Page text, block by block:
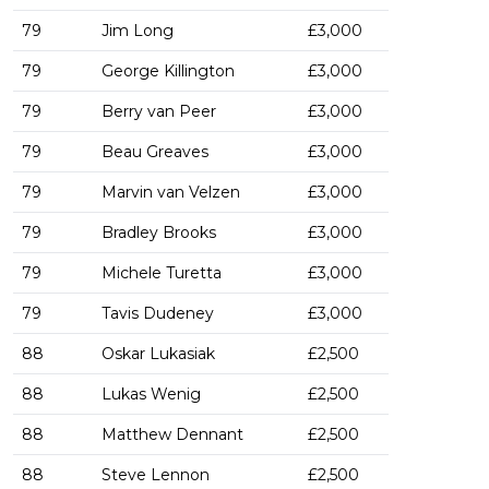
79 Jim Long £3,000
79 George Killington £3,000
79 Berry van Peer £3,000
79 Beau Greaves £3,000
79 Marvin van Velzen £3,000
79 Bradley Brooks £3,000
79 Michele Turetta £3,000
79 Tavis Dudeney £3,000
88 Oskar Lukasiak £2,500
88 Lukas Wenig £2,500
88 Matthew Dennant £2,500
88 Steve Lennon £2,500